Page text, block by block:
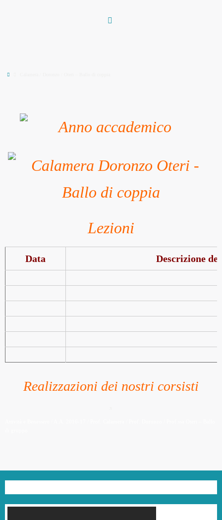
Lezioni
Data Descrizione
Realizzazioni dei nostri corsisti